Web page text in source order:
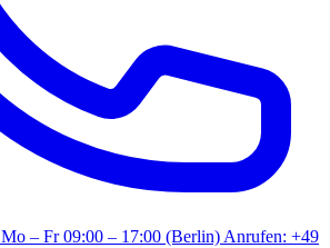
Mo – Fr 09:00 – 17:00 (Berlin)Anrufen: +49